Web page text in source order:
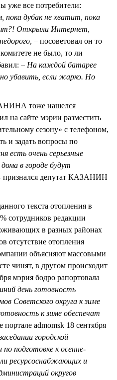
уже все потребители:
пока дубак не хватит, пока
Открыли Интернет,
недорого, – посоветовал он то
не было, то ли
– На каждой батарее
убавить, если жарко. Но
тоже нашелся
на сайте мэрии разместить
сезону» с телефоном,
и задать вопросы по
есть очень серьезные
в городе будут
признался депутат КАЗАНИН
текста отопления в
сотрудников редакции
в разных районах
отсутствие отопления
объясняют массовыми
чинят, в другом происходит
мэрия бодро рапортовала
день готовность
Советского округа к зиме
к зиме обеспечат
admomsk 18 сентября
городской
подготовке к осенне-
ресурсоснабжающих и
округов